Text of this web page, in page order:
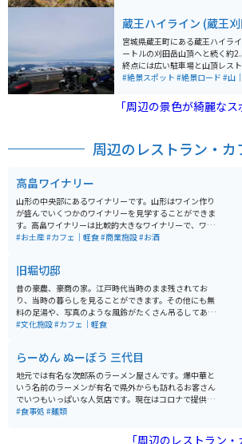
キー場もあり、県内でも有名な温
蔵王ハイライン (蔵王
宮城県蔵王町にある蔵王ハイラ
ートルの刈田岳山頂へと続く約
終点には広い駐車場と山頂レス
分で火口湖「御釜」を望む展望台
遠く太平洋まで見渡せる絶景が広がります
車場と県営山頂レストハウスが
行くことができます。 バイクで訪れると、ワインディン
で感じられるのが魅力です。春
秋は紅葉と季節ごとに異なる表
には絶好のコースです。
#絶景スポット #絶景ロード #山
「周辺の景色が綺麗な
周辺のレストラン・カ
高畠ワイナリー
山形の中央部にあるワイナリーです。山形はワイン作り
が盛んでいくつかのワイナリーを見学することができま
す。高畠ワイナリーは比較的大きなワイナリーで、ワイ
ン工場の見学もできます。もちろんお土産としてワイン
#お土産#カフェ｜軽食#商業施設#お酒
旧堀切邸
昔の豪農、豪商の家。江戸時代当時のまま残されてお
り、当時の暮らしを見ることができます。その他にも無
料の足湯や、写真のような風鈴がたくさん吊るしてあっ
たりと、お金をかけずに楽しめる空間となってます。
#文化施設#カフェ｜軽食
らーめん ぬーぼう 三代目
地元では有名な次郎系のラーメン屋さんです。爆中華と
いう名前のラーメンが有名で県外からも訪れるお客さん
でいつもいっぱいな人気店です。現在はコロナで提供し
ていませんが、大きなきくらげが食べ放題という粋なサ
#食事処 #麺類
「周辺のレストラン